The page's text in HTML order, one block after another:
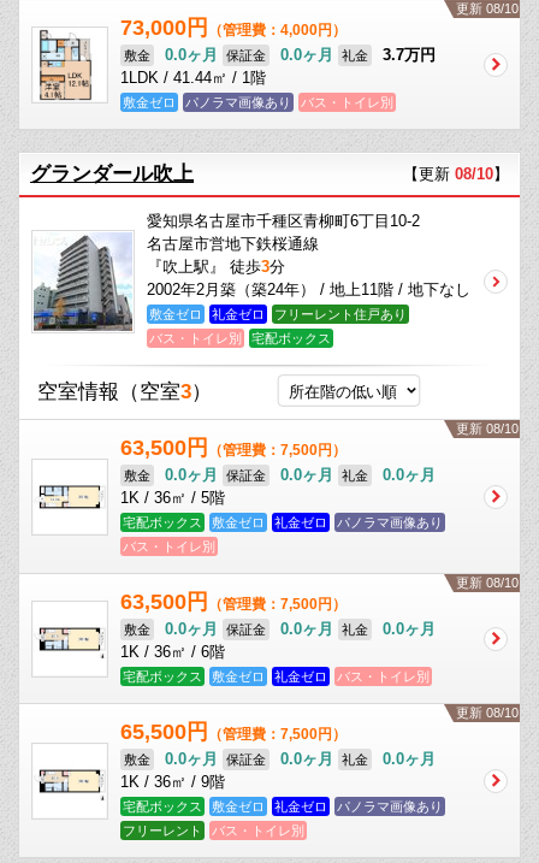
更新 08/10
73,000円 （管理費：4,000円）
敷金 0.0ヶ月 保証金 0.0ヶ月 礼金
3.7万円
1LDK / 41.44㎡ / 1階
敷金ゼロ パノラマ画像あり バス・トイレ別
グランダール吹上 【更新 08/10】
愛知県名古屋市千種区青柳町6丁目10-2
名古屋市営地下鉄桜通線
『吹上駅』 徒歩3分
2002年2月築（築24年） / 地上11階 / 地下なし
敷金ゼロ 礼金ゼロ
フリーレント住戸あり
バス・トイレ別
宅配ボックス
空室情報 （空室3）
更新 08/10
63,500円 （管理費：7,500円）
敷金 0.0ヶ月 保証金 0.0ヶ月 礼金
0.0ヶ月
1K / 36㎡ / 5階
宅配ボックス 敷金ゼロ 礼金ゼロ
パノラマ画像あり
バス・トイレ別
更新 08/10
63,500円 （管理費：7,500円）
敷金 0.0ヶ月 保証金 0.0ヶ月 礼金
0.0ヶ月
1K / 36㎡ / 6階
宅配ボックス 敷金ゼロ 礼金ゼロ バス・トイレ別
更新 08/10
65,500円 （管理費：7,500円）
敷金 0.0ヶ月 保証金 0.0ヶ月 礼金
0.0ヶ月
1K / 36㎡ / 9階
宅配ボックス 敷金ゼロ 礼金ゼロ
パノラマ画像あり
フリーレント
バス・トイレ別